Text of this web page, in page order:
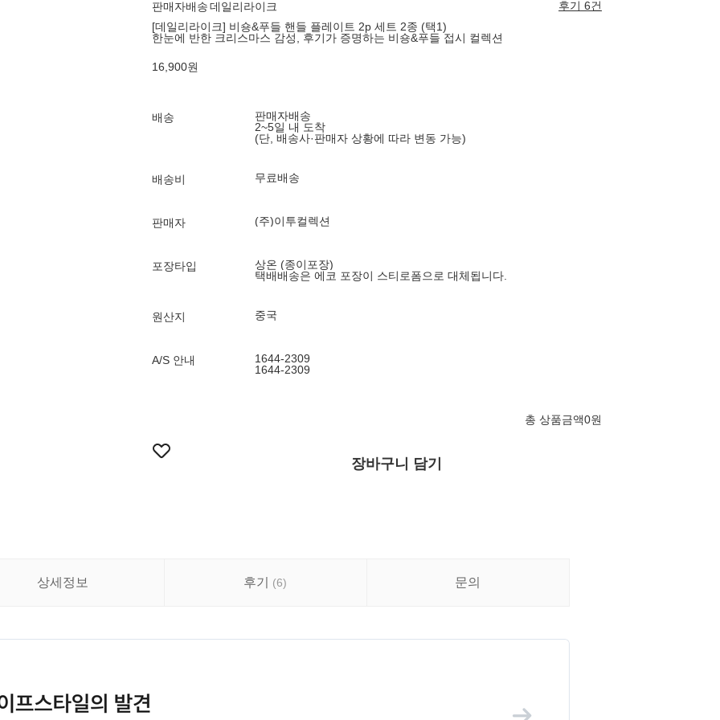
판매자배송데일리라이크
후기 6건
[데일리라이크] 비숑&푸들 핸들 플레이트 2p 세트 2종 (택1)
한눈에 반한 크리스마스 감성, 후기가 증명하는 비숑&푸들 접시 컬렉션
16,900원
배송
판매자배송
2~5일 내 도착
(단, 배송사·판매자 상황에 따라 변동 가능)
배송비 무료배송
판매자 (주)이투컬렉션
포장타입
상온 (종이포장)
택배배송은 에코 포장이 스티로폼으로 대체됩니다.
원산지 중국
A/S 안내
1644-2309
1644-2309
총 상품금액0원
장바구니 담기
상세정보 후기 (6) 문의